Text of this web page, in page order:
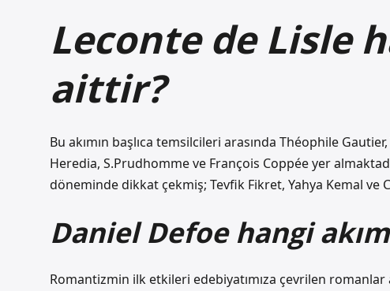
Leconte de Lisle
aittir?
Bu akımın başlıca temsilcileri arasında Théophile
Heredia, S.Prudhomme ve François Coppée yer
döneminde dikkat çekmiş; Tevfik Fikret, Yahya Kemal ve
Daniel Defoe hangi
Romantizmin ilk etkileri edebiyatımıza çevrilen romanlar